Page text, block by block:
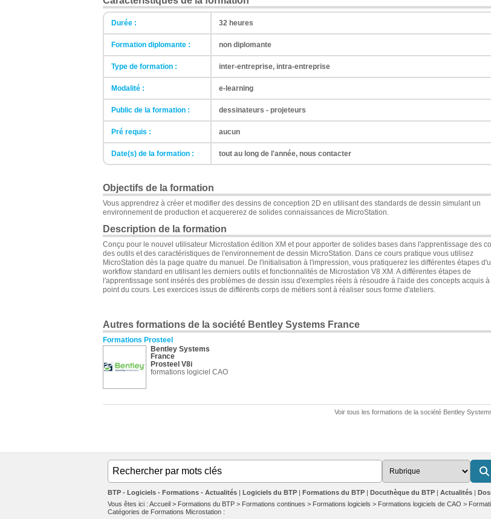
Durée : 32 heures
Formation diplomante : non diplomante
Type de formation : inter-entreprise, intra-entreprise
Modalité : e-learning
Public de la formation : dessinateurs - projeteurs
Pré requis : aucun
Date(s) de la formation : tout au long de l'année, nous contacter
Objectifs de la formation
Vous apprendrez à créer et modifier des dessins de conception 2D en utilisant des standards de dessin simulant un
environnement de production et acquererez de solides connaissances de MicroStation.
Description de la formation
Conçu pour le nouvel utilisateur Microstation édition XM et pour apporter de solides bases dans l'apprentissage des
des outils et des caractéristiques de l'environnement de dessin MicroStation. Dans ce cours pratique vous utilisez
MicroStation dès la page quatre du manuel. De l'initialisation à l'impression, vous pratiquerez les différentes étapes
workflow standard en utilisant les derniers outils et fonctionnalités de Microstation V8 XM. A différentes étapes de
l'apprentissage sont insérés des problèmes de dessin issu d'exemples réels à résoudre à l'aide des concepts acquis à
point du cours. Les exercices issus de différents corps de métiers sont à réaliser sous forme d'ateliers.
Autres formations de la société Bentley Systems France
Formations Prosteel
Bentley Systems
France
Prosteel V8i
formations logiciel CAO
Voir tous les formations de la société Bentley
BTP - Logiciels - Formations - Actualités Logiciels du BTP Formations du BTP Docuthèque du BTP Actualités
Vous êtes ici : Accueil > Formations du BTP > Formations continues > Formations logiciels > Formations logiciels de CAO >
Catégories de Formations Microstation :